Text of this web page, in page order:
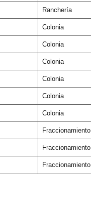
Ranchería
Colonia
Colonia
Colonia
Colonia
Colonia
Colonia
Fraccionamiento
Fraccionamiento
Fraccionamiento